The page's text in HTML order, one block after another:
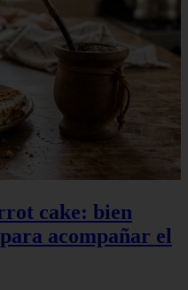
cake: bien
acompañar el